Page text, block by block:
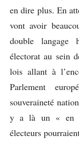
en dire plus. En
vont avoir
double langage
électorat au sein
lois allant à
Parlement
souveraineté
y a là un « en
électeurs